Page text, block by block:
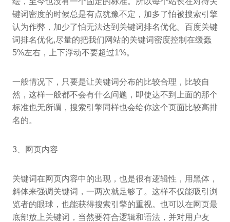
键词密度的时候总是有点犹豫不定，加多了怕被搜索引擎
认为作弊，加少了怕无法达到关键词排名优化。百度关键
词排名优化,尽量的把我们网站的关键词密度控制在缓蠢
5%左右，上下浮动不要超过1%。
一般情况下，只要是让关键词分布的比较合理，比较自
然，这样一般都不会有什么问题，即使达不到上面的那个
标准也无所谓，搜索引擎同样也会给你这个页面比较高排
名的。
3、网页内容
关键词在网页内容中的出现，也是很有逻辑性，用黑体，
斜体来强调关键词，一两次就足够了。这样不仅能吸引浏
览者的眼球，也能获得搜索引擎的重视。也可以在网页最
底部放上关键词，当然要符合逻辑和语法，并对用户友